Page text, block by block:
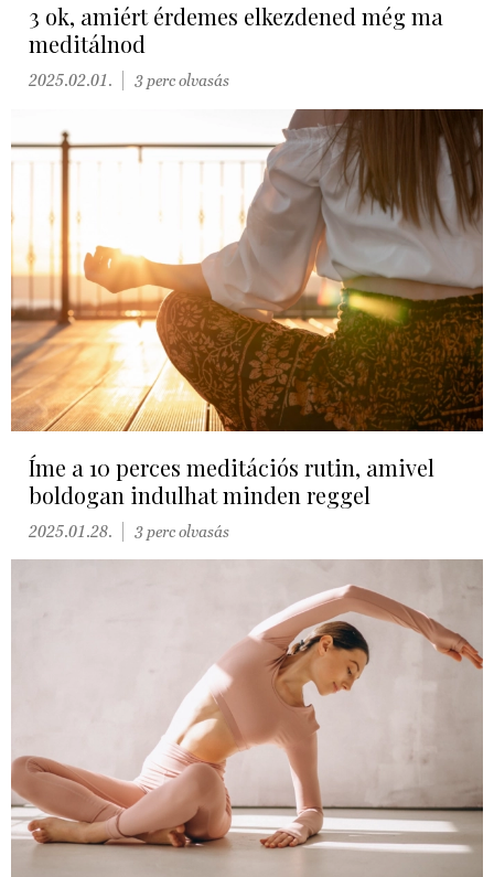
3 ok, amiért érdemes elkezdened még ma
meditálnod
2025.02.01. 3 perc olvasás
Íme a 10 perces meditációs rutin, amivel
boldogan indulhat minden reggel
2025.01.28. 3 perc olvasás